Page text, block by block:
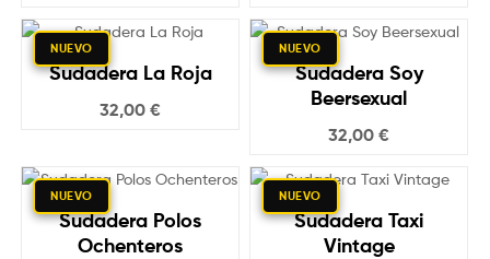
NUEVO
Sudadera La Roja
32,00 €
NUEVO
Sudadera Soy
Beersexual
32,00 €
NUEVO
Sudadera Polos
Ochenteros
NUEVO
Sudadera Taxi
Vintage